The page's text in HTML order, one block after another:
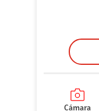
Cámara